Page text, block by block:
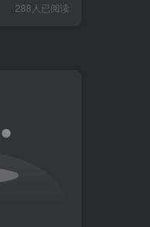
288人已阅读